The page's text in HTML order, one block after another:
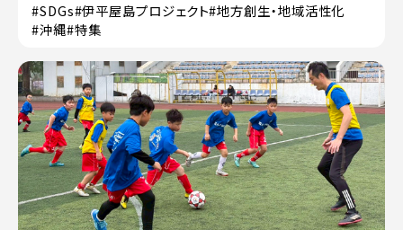
#SDGs#伊平屋島プロジェクト#地方創生・地域活性化
#沖縄#特集